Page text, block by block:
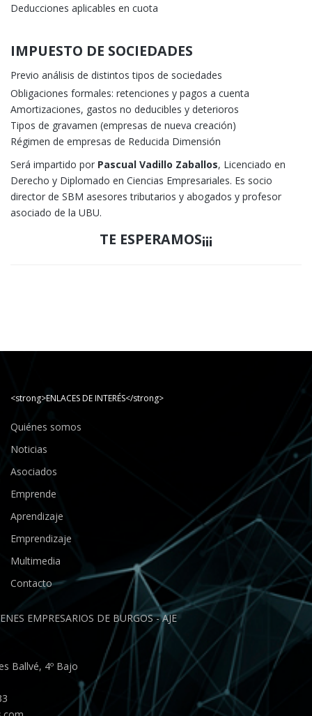
Deducciones aplicables en cuota
IMPUESTO DE SOCIEDADES
Previo análisis de distintos tipos de sociedades
Obligaciones formales: retenciones y pagos a cuenta
Amortizaciones, gastos no deducibles y deterioros
Tipos de gravamen (empresas de nueva creación)
Régimen de empresas de Reducida Dimensión
Será impartido por Pascual Vadillo Zaballos, Licenciado en
Derecho y Diplomado en Ciencias Empresariales. Es socio
director de SBM asesores tributarios y abogados y profesor
asociado de la UBU.
TE ESPERAMOS¡¡¡
<strong>ENLACES DE INTERÉS</strong>
Quiénes somos
Noticias
Asociados
Emprende
Aprendizaje
Emprendizaje
Multimedia
Contacto
EMPRESARIOS DE BURGOS - AJE
Ballvé, 4º Bajo